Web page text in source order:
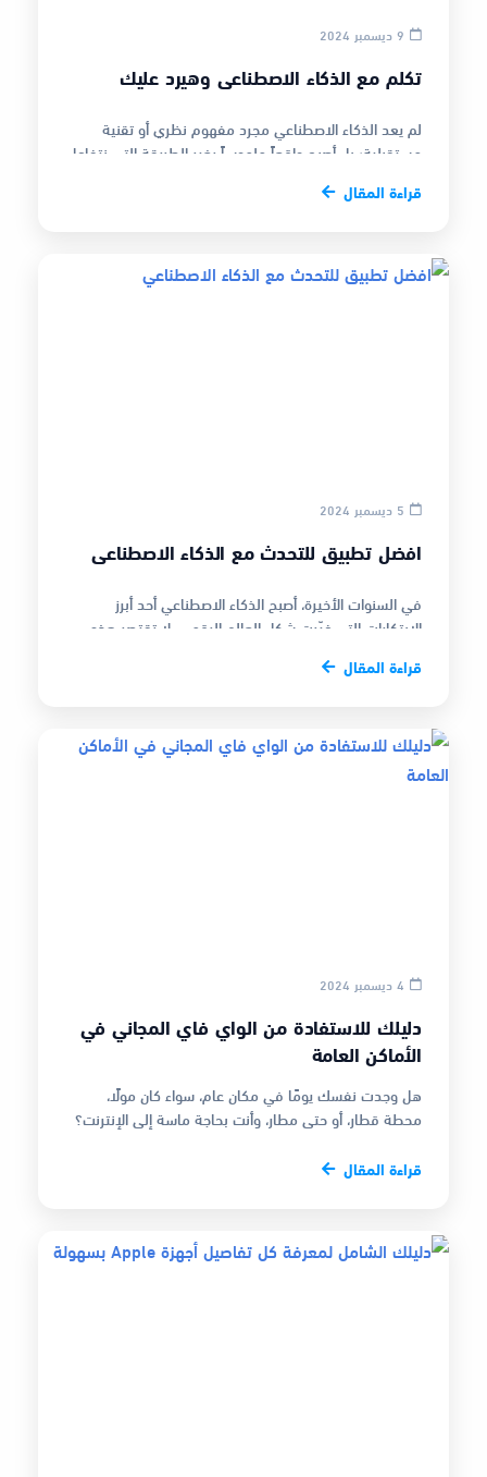
9 ديسمبر 2024
تكلم مع الذكاء الاصطناعي وهيرد عليك
لم يعد الذكاء الاصطناعي مجرد مفهوم نظري أو تقنية
مستقبلية؛ بل أصبح واقعاً ملموساً يغير الطريقة التي نتفاعل
قراءة المقال
5 ديسمبر 2024
افضل تطبيق للتحدث مع الذكاء الاصطناعي
في السنوات الأخيرة، أصبح الذكاء الاصطناعي أحد أبرز
الابتكارات التي غيّرت شكل العالم الرقمي. لا تقتصر هذه
قراءة المقال
4 ديسمبر 2024
دليلك للاستفادة من الواي فاي المجاني في
الأماكن العامة
هل وجدت نفسك يومًا في مكان عام، سواء كان مولًا،
محطة قطار، أو حتى مطار، وأنت بحاجة ماسة إلى الإنترنت؟
قراءة المقال